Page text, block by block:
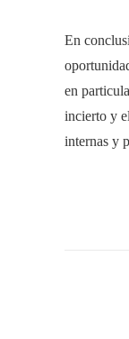
En
en
incierto y
internas y